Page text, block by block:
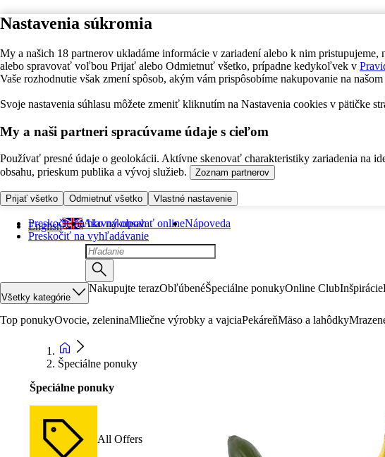
Nastavenia súkromia
My a našich 18 partnerov ukladáme informácie v zariadení alebo k nim
alebo spravovať voľbou Prijať alebo Odmietnuť všetko, prípadne kedykoľvek v
Vaše rozhodnutie však zmení spôsob, akým vám prispôsobíme nakupovanie na našom
Svoje nastavenia súhlasu môžete zmeniť kliknutím na Nastavenia cookies v pätičke
My a naši partneri spracúvame údaje s cieľom
Používať presné údaje o geolokácii. Aktívne skenovať charakteristiky zariadenia na
obsahu, prieskum publika a vývoj služieb.
Zoznam partnerov
Prijať všetko Odmietnuť všetko Vlastné nastavenie
Preskočiť na hlavný obsah
Preskočiť na vyhľadávanie
English Ako nakupovať onlineNápoveda
Všetky kategórie
Nakupujte terazObľúbenéŠpeciálne ponukyOnline ClubInšpirácie
Top ponukyOvocie, zeleninaMliečne výrobky a vajciaPekáreňMäso a lahôdky
Špeciálne ponuky
Špeciálne ponuky
All Offers